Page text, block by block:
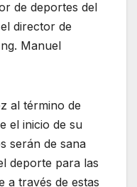
de deportes del
director de
Manuel
al término de
el inicio de su
serán de sana
deporte para las
a través de estas